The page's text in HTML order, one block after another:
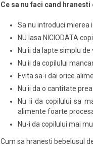
Ce sa nu faci cand
Sa nu introduci mierea
NU lasa NICIODATA
Nu ii da lapte simplu
Nu ii da copilului
Evita sa-i dai orice
Nu ii da o cantitate
Nu ii da copilului sa
alimente foarte
Nu-i da copilului mai
Cum sa hranesti bebelusul